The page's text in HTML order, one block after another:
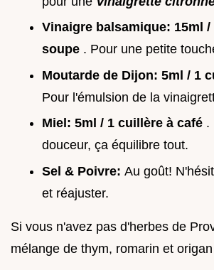
Vinaigre balsamique: 15ml
soupe . Pour une petite
Moutarde de Dijon: 5ml / 1
Pour l'émulsion de la
Miel: 5ml / 1 cuillère à café .
douceur, ça équilibre tout.
Sel & Poivre: Au goût!
et réajuster.
Si vous n'avez pas d'herbes de
mélange de thym, romarin et